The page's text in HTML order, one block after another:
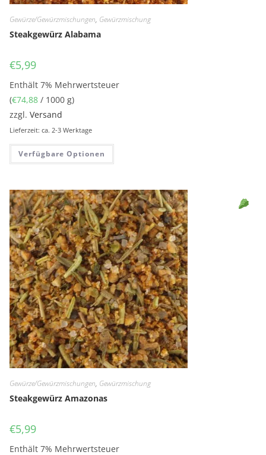
Gewürze/Gewürzmischungen, Gewürzmischung
Steakgewürz Alabama
€5,99
Enthält 7% Mehrwertsteuer
(€74,88 / 1000 g)
zzgl.Versand
Lieferzeit: ca. 2-3 Werktage
Verfügbare Optionen
Gewürze/Gewürzmischungen, Gewürzmischung
Steakgewürz Amazonas
€5,99
Enthält 7% Mehrwertsteuer